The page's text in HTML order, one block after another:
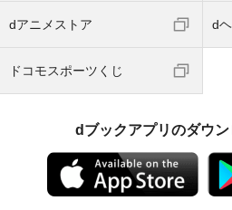
dアニメストア d
ドコモスポーツくじ
dブックアプリのダウ